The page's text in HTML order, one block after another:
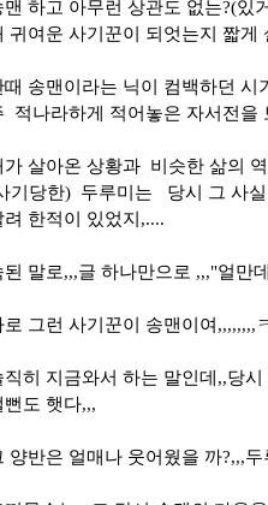
맨 하고 아무런 상관도 없는?(있
귀여운 사기꾼이 되엇는지 짧게
때 송맨이라는 닉이 컴백하던
적나라하게 적어놓은 자서전을
가 살아온 상황과 비슷한 삶의
기당한) 두루미는 당시 그 사
려 한적이 있었지,....
된 말로,,,글 하나만으로 ,,,"얼만
로 그런 사기꾼이 송맨이여,,,,,,,,
직히 지금와서 하는 말인데,,당
뻔도 햇다,,,
양반은 얼매나 웃어웠을 까?,,,